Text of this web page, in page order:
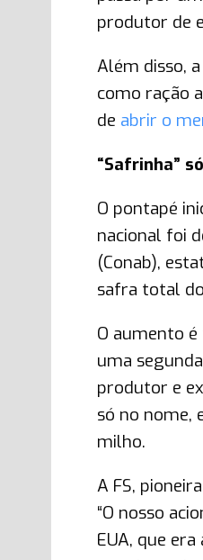
produtor de
Além disso,
como ração
de abrir o
“Safrinha”
O pontapé
nacional foi
(Conab),
safra total
O aumento
uma
produtor e
só no nome,
milho.
A FS,
“O nosso
EUA, que